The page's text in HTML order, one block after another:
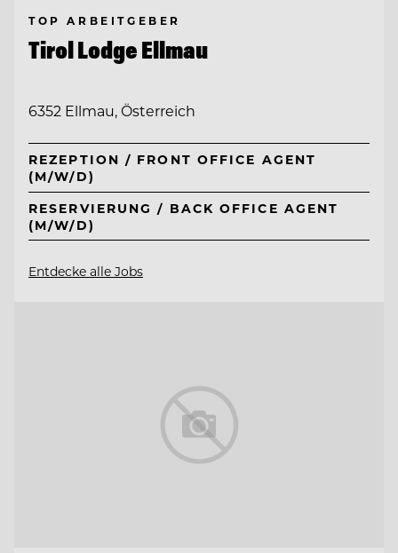
TOP ARBEITGEBER
Tirol Lodge Ellmau
6352 Ellmau, Österreich
REZEPTION / FRONT OFFICE AGENT
(M/W/D)
RESERVIERUNG / BACK OFFICE AGENT
(M/W/D)
Entdecke alle Jobs